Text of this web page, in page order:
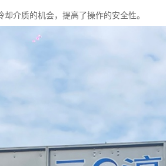
介质的机会，提高了操作的安全性。